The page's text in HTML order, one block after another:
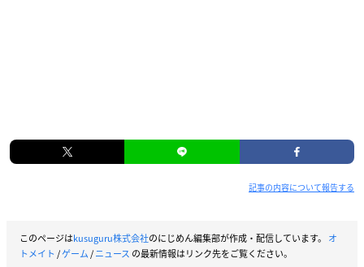
記事の内容について報告する
このページはkusuguru株式会社のにじめん編集部が作成・配信しています。 オ
トメイト /ゲーム/ニュース の最新情報はリンク先をご覧ください。